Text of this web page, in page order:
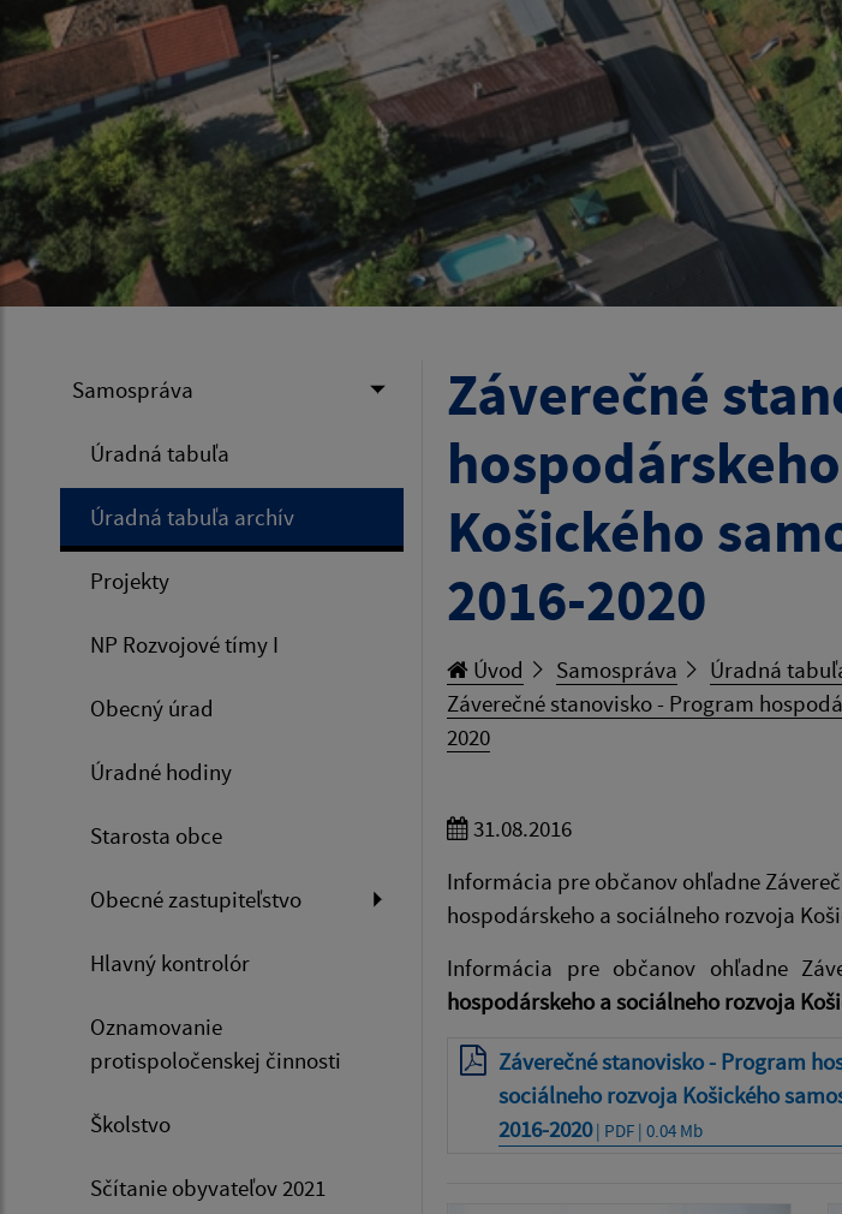
Samospráva
Úradná tabuľa
Úradná tabuľa archív
Projekty
NP Rozvojové tímy I
Obecný úrad
Úradné hodiny
Starosta obce
Obecné zastupiteľstvo
Hlavný kontrolór
Oznamovanie
protispoločenskej činnosti
Školstvo
Sčítanie obyvateľov 2021
Záverečné
Košického
2016-2020
Úvod Samospráva
Úradná
Záverečné stanovisko - Program
2020
31.08.2016
Informácia pre občanov ohľadne
hospodárskeho a sociálneho rozvoja
Informácia pre občanov ohľadne
hospodárskeho a sociálneho rozvoja
Záverečné stanovisko - Program
sociálneho rozvoja Košického
2016-2020| PDF | 0.04 Mb